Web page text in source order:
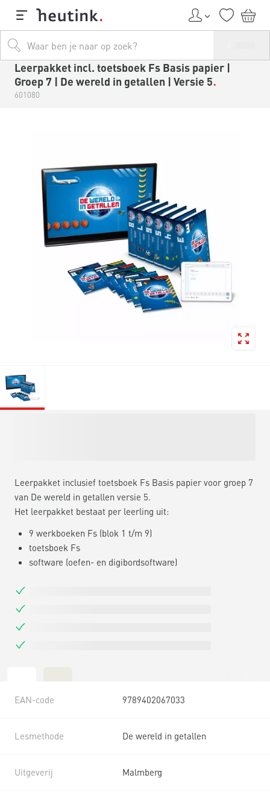
Leerpakket incl. toetsboek Fs Basis papier |
Groep 7 | De wereld in getallen | Versie 5
601080
Leerpakket inclusief toetsboek Fs Basis papier voor groep 7
van De wereld in getallen versie 5.
Het leerpakket bestaat per leerling uit:
9 werkboeken Fs (blok 1 t/m 9)
toetsboek Fs
software (oefen- en digibordsoftware)
EAN-code 9789402067033
Lesmethode De wereld in getallen
Uitgeverij Malmberg